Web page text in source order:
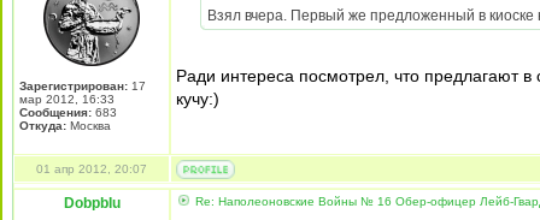
Зарегистрирован: 17
мар 2012, 16:33
Сообщения: 683
Откуда: Москва
Взял вчера. Первый же предложенный в
Ради интереса посмотрел, что предлагают
кучу:)
01 апр 2012, 20:07
DobpbIu Re: Наполеоновские Войны № 16 Обер-офицер Лейб-